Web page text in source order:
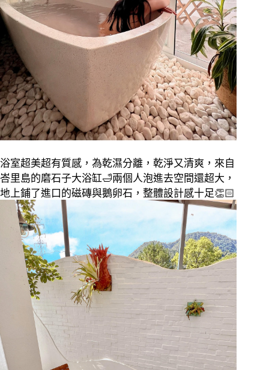
浴室超美超有質感，為乾濕分離，乾淨又清爽，來自
峇里島的磨石子大浴缸🛁兩個人泡進去空間還超大，
地上鋪了進口的磁磚與鵝卵石，整體設計感十足👏🏻